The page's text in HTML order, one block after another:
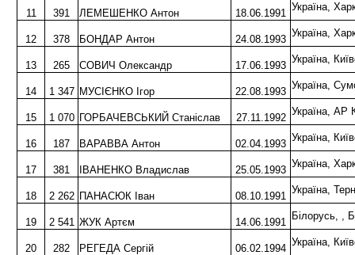
11 391 ЛЕМЕШЕНКО Антон 18.06.1991
Україна,
12 378 БОНДАР Антон 24.08.1993
Україна,
13 265 СОВИЧ Олександр 17.06.1993
Україна,
14 1 347 МУСІЄНКО Ігор 22.08.1993
Україна,
15 1 070 ГОРБАЧЕВСЬКИЙ Станіслав 27.11.1992
Україна,
16 187 ВАРАВВА Антон 02.04.1993
Україна,
17 381 ІВАНЕНКО Владислав 25.05.1993
Україна,
18 2 262 ПАНАСЮК Іван 08.10.1991
Україна,
19 2 541 ЖУК Артєм 14.06.1991
Білорусь, ,
20 282 РЕГЕДА Сергій 06.02.1994
Україна,